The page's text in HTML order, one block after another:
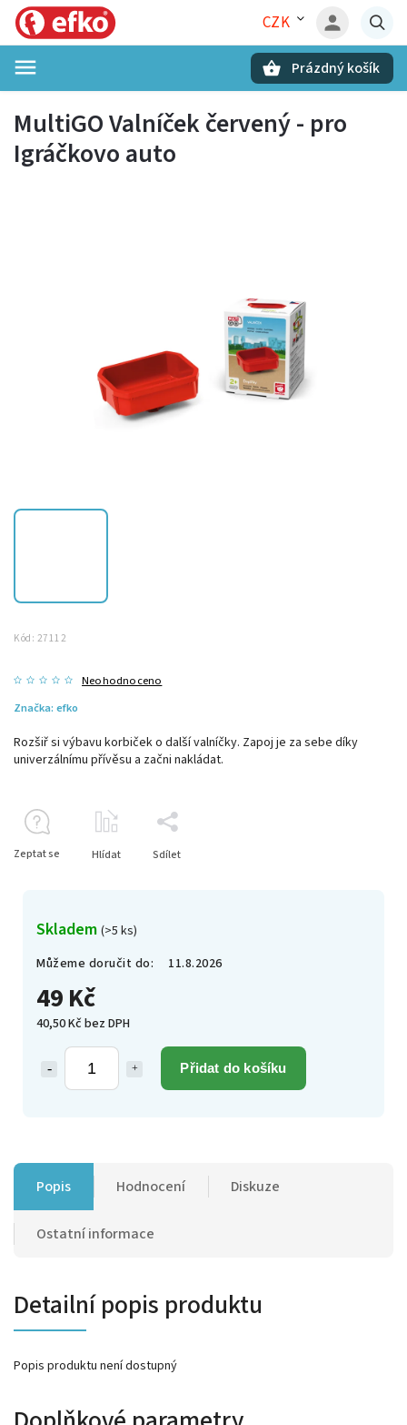
CZK
Prázdný košík
MultiGO Valníček červený - pro
Igráčkovo auto
Kód: 27112
Neohodnoceno
Značka: efko
49 Kč
40,50 Kč bez DPH
Přidat do košíku
Skladem (>5 ks)
Můžeme doručit do:
11.8.2026
Rozšiř si výbavu korbiček o další valníčky. Zapoj je za sebe díky
univerzálnímu přívěsu a začni nakládat.
Zeptat se Hlídat Sdílet
Popis Hodnocení Diskuze
Ostatní informace
Detailní popis produktu
Popis produktu není dostupný